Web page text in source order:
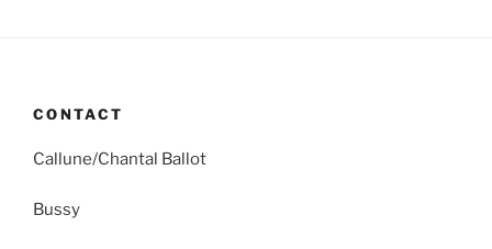
CONTACT
Callune/Chantal Ballot
Bussy